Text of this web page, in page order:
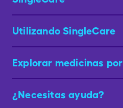
Utilizando SingleCare
Explorar medicinas por
¿Necesitas ayuda?